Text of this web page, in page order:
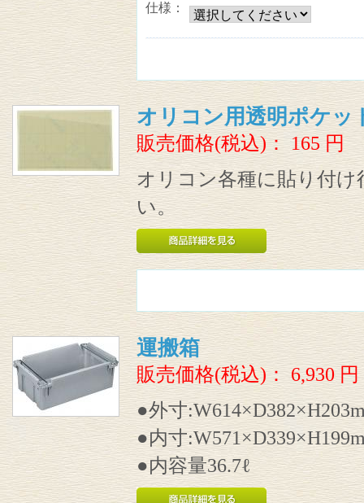
仕様：
オリコン用透明ポケッ
販売価格(税込)： 165 円
オリコン各種に貼り付
い。
運搬箱
販売価格(税込)： 6,930円
●外寸
●内寸
●内容量36.7ℓ